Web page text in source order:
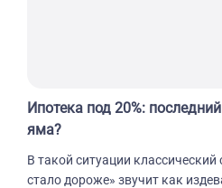
Ипотека под 20%:
яма?
В такой ситуации классический
стало дороже» звучит как